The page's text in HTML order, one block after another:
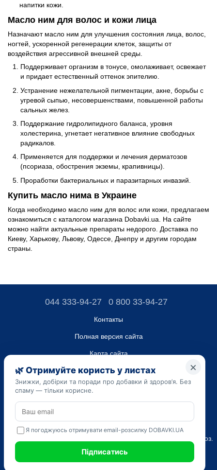
напитки кожи.
Масло ним для волос и кожи лица
Назначают масло ним для улучшения состояния лица, волос,
ногтей, ускоренной регенерации клеток, защиты от
воздействия агрессивной внешней среды.
Поддерживает организм в тонусе, омолаживает, освежает
и придает естественный оттенок эпителию.
Устранение нежелательной пигментации, акне, борьбы с
угревой сыпью, несовершенствами, повышенной работы
сальных желез.
Поддержание гидролипидного баланса, уровня
холестерина, угнетает негативное влияние свободных
радикалов.
Применяется для поддержки и лечения дерматозов
(псориаза, обострения экземы, крапивницы).
Проработки бактериальных и паразитарных инвазий.
Купить масло нима в Украине
Когда необходимо масло ним для волос или кожи, предлагаем
ознакомиться с каталогом магазина Dobavki.ua. На сайте
можно найти актуальные препараты недорого. Доставка по
Киеву, Харькову, Львову, Одессе, Днепру и другим городам
страны.
044 333-94-27 0 800 33-94-27
Контакты
Полная версия сайта
Карта сайта
ТОВ “ДО ЮА”,
Код ЄДРПОУ 45223262
Дата регистрации 14.09.2023
Приведенная на сайте dobavki.ua информация носит
исключительно ознакомительный характер. Не используйте
нашу информацию для диагностики и лечения. Только ваш
Лечащий врач может назначать препараты и составлять диагноз.
САМОЛЕЧЕНИЕ МОЖЕТ БЫТЬ ВРЕДНЫМ ДЛЯ ВАШЕГО